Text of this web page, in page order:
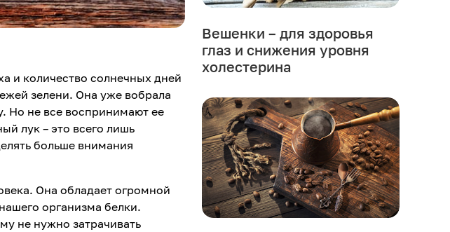
и количество солнечных дней
зелени. Она уже вобрала
Но не все воспринимают ее
лук – это всего лишь
больше внимания
Она обладает огромной
организма белки.
не нужно затрачивать
Вешенки – для здоровья
глаз и снижения уровня
холестерина